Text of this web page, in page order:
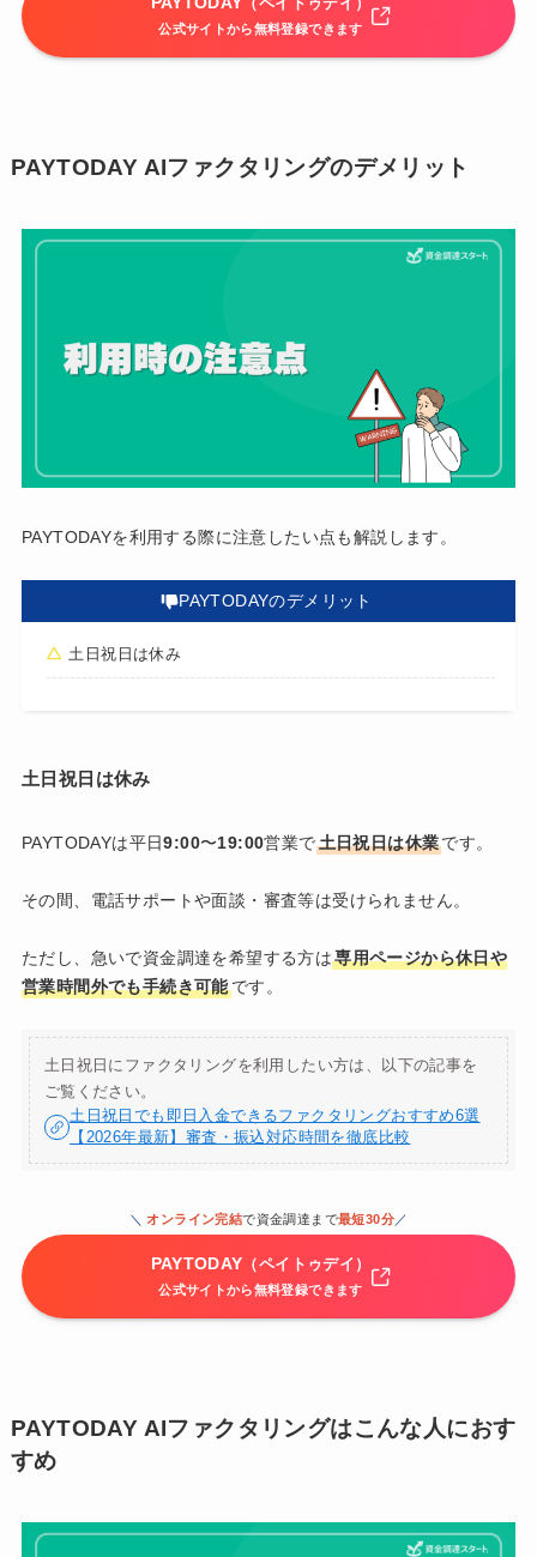
（ペイトゥデイ）
公式サイトから無料登録できます
PAYTODAY AIファクタリングのデメリット
PAYTODAYを利用する際に注意したい点も解説します。
PAYTODAYのデメリット
土日祝日は休み
土日祝日は休み
PAYTODAYは平日9:00〜19:00営業で土日祝日は休業です。
その間、電話サポートや面談・審査等は受けられません。
ただし、急いで資金調達を希望する方は専用ページから休日や
営業時間外でも手続き可能です。
土日祝日にファクタリングを利用したい方は、以下の記事を
ご覧ください。
土日祝日でも即日入金できるファクタリングおすすめ6選
【2026年最新】審査・振込対応時間を徹底比較
＼ オンライン完結で資金調達まで最短30分 ／
PAYTODAY （ペイトゥデイ）
公式サイトから無料登録できます
PAYTODAY AIファクタリングはこんな人におす
すめ